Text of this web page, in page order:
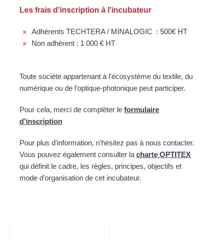
Les frais d'inscription à l'incubateur
Adhérents TECHTERA / MINALOGIC : 500€ HT
Non adhèrent : 1 000 € HT
Toute société appartenant à l’écosystème du textile, du
numérique ou de l’optique-photonique peut participer.
Pour cela, merci de compléter le formulaire
d'inscription
Pour plus d'information, n'hésitez pas à nous contacter.
Vous pouvez également consulter la charte OPTITEX
qui définit le cadre, les règles, principes, objectifs et
mode d’organisation de cet incubateur.